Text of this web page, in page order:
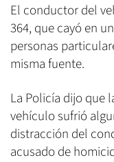
El conductor del
364, que cayó en
personas
misma fuente.
La Policía dijo que
vehículo sufrió
distracción del
acusado de